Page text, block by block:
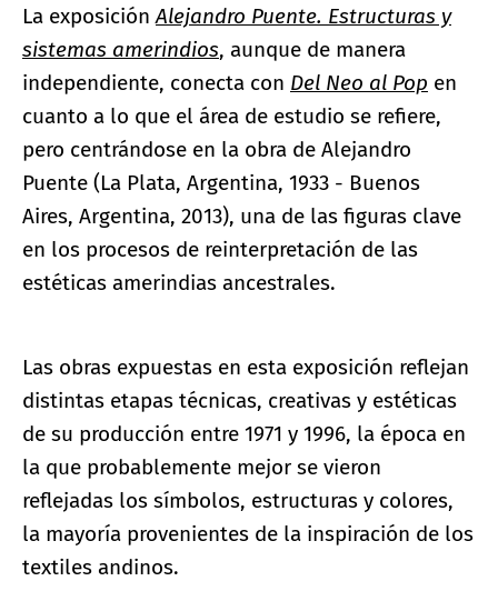
La exposiciónAlejandro Puente. Estructuras y
sistemas amerindios, aunque de manera
independiente, conecta con Del Neo al Pop en
cuanto a lo que el área de estudio se refiere,
pero centrándose en la obra de Alejandro
Puente (La Plata, Argentina, 1933 - Buenos
Aires, Argentina, 2013), una de las figuras clave
en los procesos de reinterpretación de las
estéticas amerindias ancestrales.
Las obras expuestas en esta exposición reflejan
distintas etapas técnicas, creativas y estéticas
de su producción entre 1971 y 1996, la época en
la que probablemente mejor se vieron
reflejadas los símbolos, estructuras y colores,
la mayoría provenientes de la inspiración de los
textiles andinos.